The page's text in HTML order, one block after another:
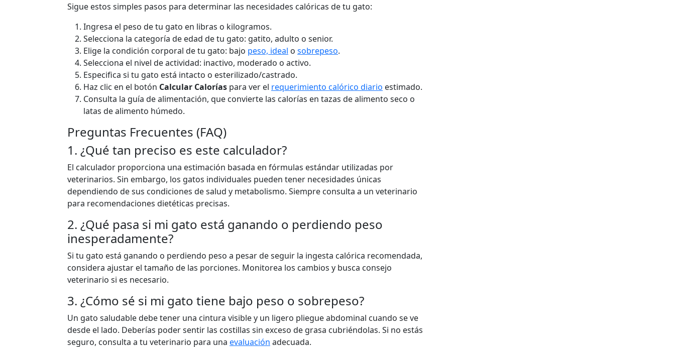
Sigue estos simples pasos para determinar las necesidades calóricas de tu gato:
Ingresa el peso de tu gato en libras o kilogramos.
Selecciona la categoría de edad de tu gato: gatito, adulto o senior.
Elige la condición corporal de tu gato: bajo peso, ideal o sobrepeso.
Selecciona el nivel de actividad: inactivo, moderado o activo.
Especifica si tu gato está intacto o esterilizado/castrado.
Haz clic en el botón Calcular Calorías para ver el requerimiento calórico diario estimado.
Consulta la guía de alimentación, que convierte las calorías en tazas de alimento seco o
latas de alimento húmedo.
Preguntas Frecuentes (FAQ)
1. ¿Qué tan preciso es este calculador?
El calculador proporciona una estimación basada en fórmulas estándar utilizadas por
veterinarios. Sin embargo, los gatos individuales pueden tener necesidades únicas
dependiendo de sus condiciones de salud y metabolismo. Siempre consulta a un veterinario
para recomendaciones dietéticas precisas.
2. ¿Qué pasa si mi gato está ganando o perdiendo peso
inesperadamente?
Si tu gato está ganando o perdiendo peso a pesar de seguir la ingesta calórica recomendada,
considera ajustar el tamaño de las porciones. Monitorea los cambios y busca consejo
veterinario si es necesario.
3. ¿Cómo sé si mi gato tiene bajo peso o sobrepeso?
Un gato saludable debe tener una cintura visible y un ligero pliegue abdominal cuando se ve
desde el lado. Deberías poder sentir las costillas sin exceso de grasa cubriéndolas. Si no estás
seguro, consulta a tu veterinario para una evaluación adecuada.